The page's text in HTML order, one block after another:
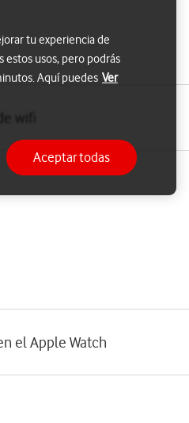
wifi
el Apple Watch
tu experiencia de
estos usos, pero podrás
Aquí puedes Ver
Aceptar todas